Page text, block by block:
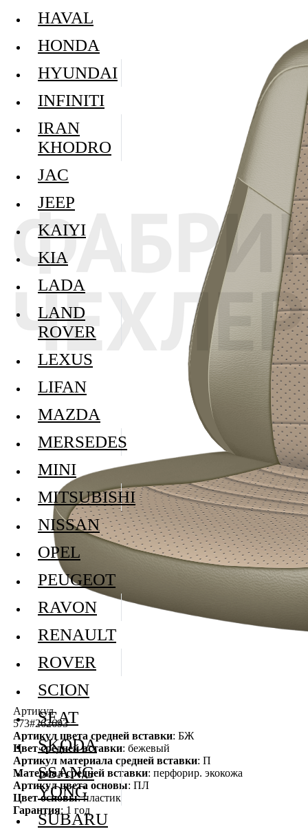
Артикул
573#262693
Артикул цвета средней вставки: БЖ
Цвет средней вставки: бежевый
Артикул материала средней вставки: П
Материал средней вставки: перфорир. экокожа
Артикул цвета основы: ПЛ
Цвет основы: пластик
Гарантия: 1 год
HAVAL
HONDA
HYUNDAI
INFINITI
IRAN
KHODRO
JAC
JEEP
KAIYI
KIA
LADA
LAND
ROVER
LEXUS
LIFAN
MAZDA
MERSEDES
MINI
MITSUBISHI
NISSAN
OPEL
PEUGEOT
RAVON
RENAULT
ROVER
SCION
SEAT
SKODA
SSANG
YONG
SUBARU